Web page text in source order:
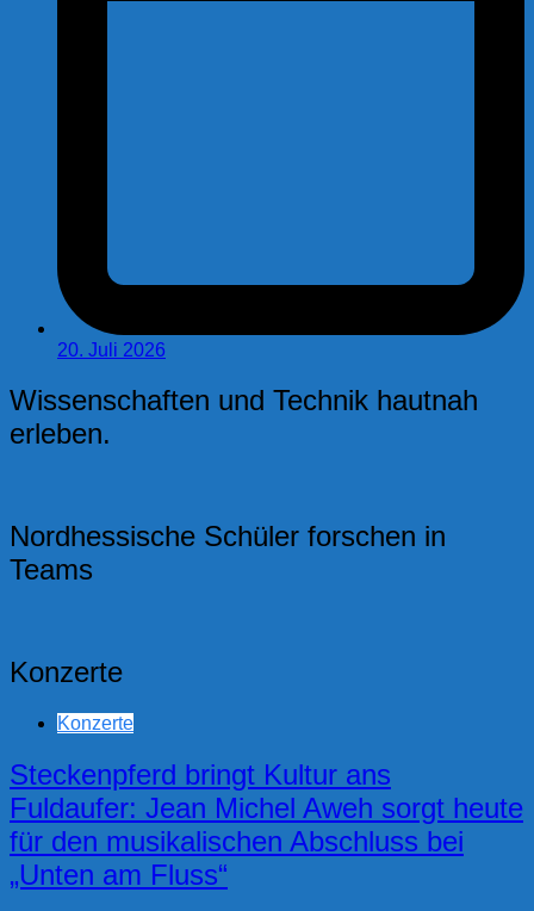
20. Juli 2026
Wissenschaften und Technik hautnah
erleben.
Nordhessische Schüler forschen in
Teams
Konzerte
Konzerte
Steckenpferd bringt Kultur ans
Fuldaufer: Jean Michel Aweh sorgt heute
für den musikalischen Abschluss bei
„Unten am Fluss“